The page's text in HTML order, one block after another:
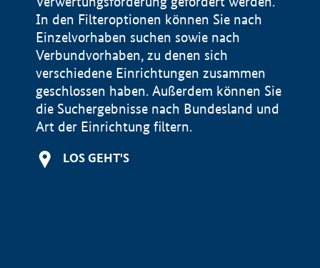
In den Filteroptionen können Sie nach
Einzelvorhaben suchen sowie nach
Verbundvorhaben, zu denen sich
verschiedene Einrichtungen zusammen
geschlossen haben. Außerdem können Sie
die Suchergebnisse nach Bundesland und
Art der Einrichtung filtern.
LOS GEHT'S